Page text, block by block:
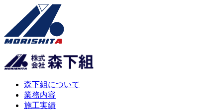
森下組について
業務内容
施工実績